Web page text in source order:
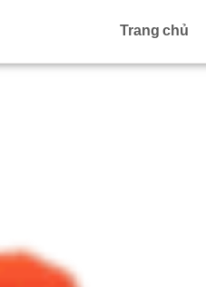
Trang chủ